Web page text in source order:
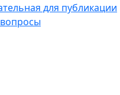
для публикации